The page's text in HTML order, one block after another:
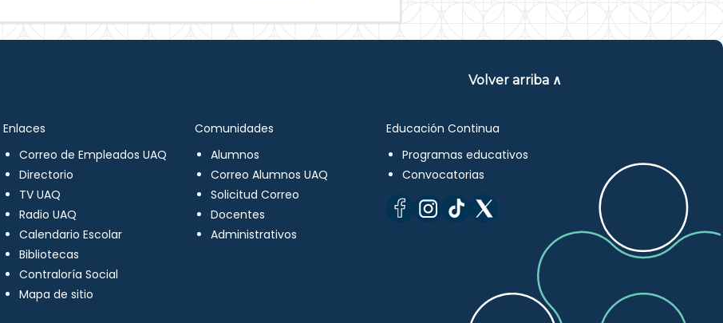
Volver arriba ∧
Enlaces
Correo de Empleados UAQ
Directorio
TV UAQ
Radio UAQ
Calendario Escolar
Bibliotecas
Contraloría Social
Mapa de sitio
Comunidades
Alumnos
Correo Alumnos UAQ
Solicitud Correo
Docentes
Administrativos
Educación Continua
Programas educativos
Convocatorias